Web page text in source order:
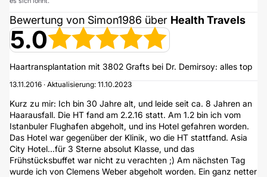
Bewertung von Simon1986 über Health Travels
5.0
Haartransplantation mit 3802 Grafts bei Dr. Demirsoy: alles top
13.11.2016 · Aktualisierung: 11.10.2023
Kurz zu mir: Ich bin 30 Jahre alt, und leide seit ca. 8 Jahren an
Haarausfall. Die HT fand am 2.2.16 statt. Am 1.2 bin ich vom
Istanbuler Flughafen abgeholt, und ins Hotel gefahren worden.
Das Hotel war gegenüber der Klinik, wo die HT stattfand. Asia
City Hotel...für 3 Sterne absolut Klasse, und das
Frühstücksbuffet war nicht zu verachten ;) Am nächsten Tag
wurde ich von Clemens Weber abgeholt worden. Ein ganz netter